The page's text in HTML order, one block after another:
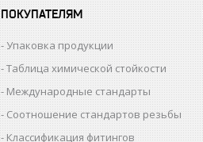
ПОКУПАТЕЛЯМ
Упаковка продукции
Таблица химической стойкости
Международные стандарты
Соотношение стандартов резьбы
Классификация фитингов